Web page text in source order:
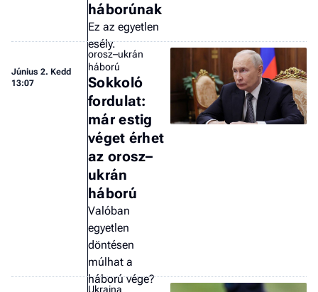
-
háborúnak
Ez az egyetlen
esély.
Június 2. Kedd
13:07
orosz–ukrán
háború
Sokkoló
fordulat:
már estig
véget érhet
az orosz–
ukrán
háború
Valóban
egyetlen
döntésen
múlhat a
háború vége?
Ukrajna